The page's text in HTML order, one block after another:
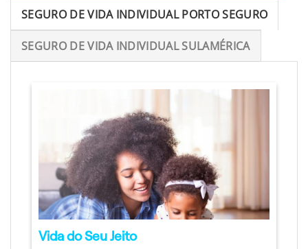
SEGURO DE VIDA INDIVIDUAL PORTO SEGURO
SEGURO DE VIDA INDIVIDUAL SULAMÉRICA
Vida do Seu Jeito